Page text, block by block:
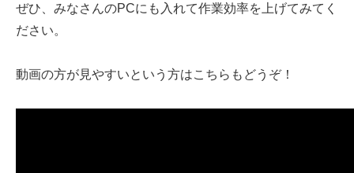
ぜひ、みなさんのPCにも入れて作業効率を上げてみてく
ださい。
動画の方が見やすいという方はこちらもどうぞ！